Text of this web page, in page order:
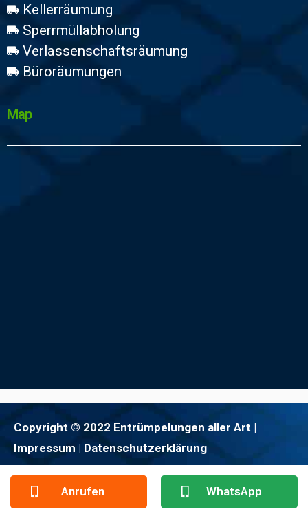
Kellerräumung
Sperrmüllabholung
Verlassenschaftsräumung
Büroräumungen
Map
Copyright © 2022 Entrümpelungen aller Art |
Impressum | Datenschutzerklärung
Anrufen WhatsApp